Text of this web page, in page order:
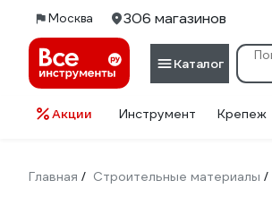
Москва 306 магазинов
Каталог
Акции Инструмент Крепеж
Главная / Строительные материалы /